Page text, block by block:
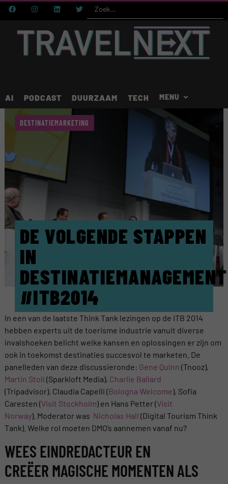
AI PODCAST DUURZAAM TECH
DE VOLGENDE STAPPEN
IN
DESTINATIEMANAGEMENT
#ITB2014
DESTINATIEMARKETING
In een van de laatste Think Tank lezingen op de ITB 2014
hebben experts uit de toerisme industrie vanuit diverse
invalshoeken belicht welke kansen en oplossingen er zijn om
ook in toekomst destinaties succesvol te marketen. De
panelleden van deze discussieronde: Gene Quinn (Tnooz),
Martin Stoll (Sparkloft Media), Charlie Ballard
(Tripadvisor), Claudia Capelli (Bologna Welcome), Sofia
Caresten (Visit Stockholm) en Hans Petter (Visit
Norway). Moderator was Nicholas Hall (Digital Tourism Think
Tank). Welke rol moeten DMO’s aannemen vanaf nu?
WEES EINDREDACTEUR EN
CREËER MAGISCHE MOMENTEN ALS